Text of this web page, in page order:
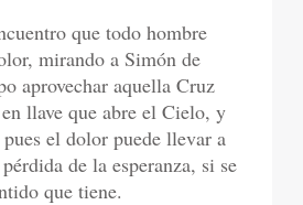
que todo hombre
mirando a Simón de
aprovechar aquella Cruz
llave que abre el Cielo, y
el dolor puede llevar a
de la esperanza, si se
que tiene.